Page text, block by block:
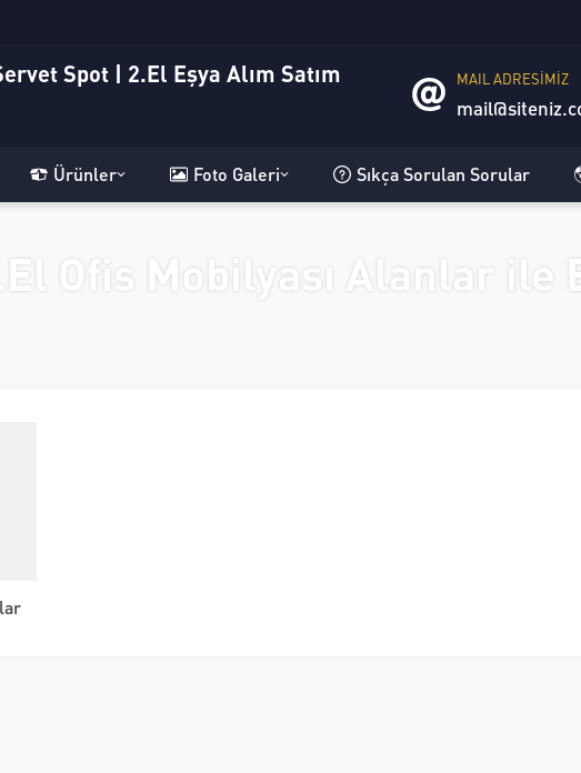
MAIL ADRESİMİZ
Ürünler Foto Galeri Sıkça Sorulan Sorular
Ofis Mobilyası Alanlar